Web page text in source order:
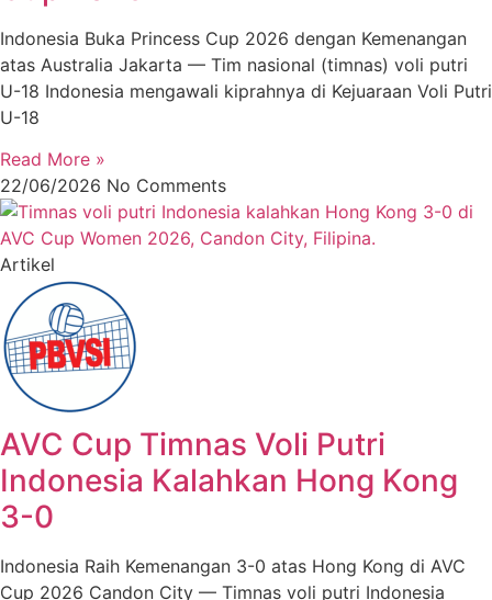
Indonesia Buka Princess Cup 2026 dengan Kemenangan
atas Australia Jakarta — Tim nasional (timnas) voli putri
U-18 Indonesia mengawali kiprahnya di Kejuaraan Voli Putri
U-18
Read More »
22/06/2026 No Comments
Artikel
AVC Cup Timnas Voli Putri
Indonesia Kalahkan Hong Kong
3-0
Indonesia Raih Kemenangan 3-0 atas Hong Kong di AVC
Cup 2026 Candon City — Timnas voli putri Indonesia